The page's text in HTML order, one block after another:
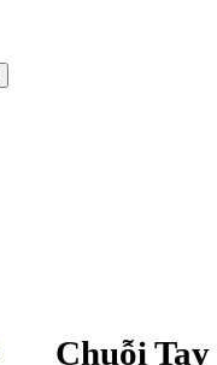
Chuỗi